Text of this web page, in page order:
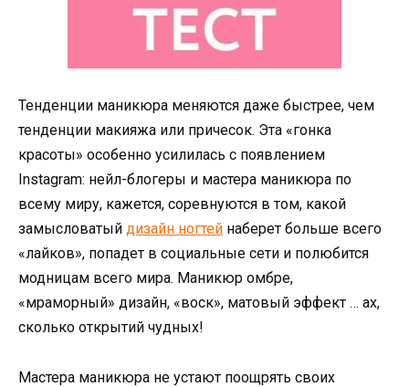
Тенденции маникюра меняются даже быстрее, чем
тенденции макияжа или причесок. Эта «гонка
красоты» особенно усилилась с появлением
Instagram: нейл-блогеры и мастера маникюра по
всему миру, кажется, соревнуются в том, какой
замысловатый дизайн ногтей наберет больше всего
«лайков», попадет в социальные сети и полюбится
модницам всего мира. Маникюр омбре,
«мраморный» дизайн, «воск», матовый эффект … ах,
сколько открытий чудных!
Мастера маникюра не устают поощрять своих